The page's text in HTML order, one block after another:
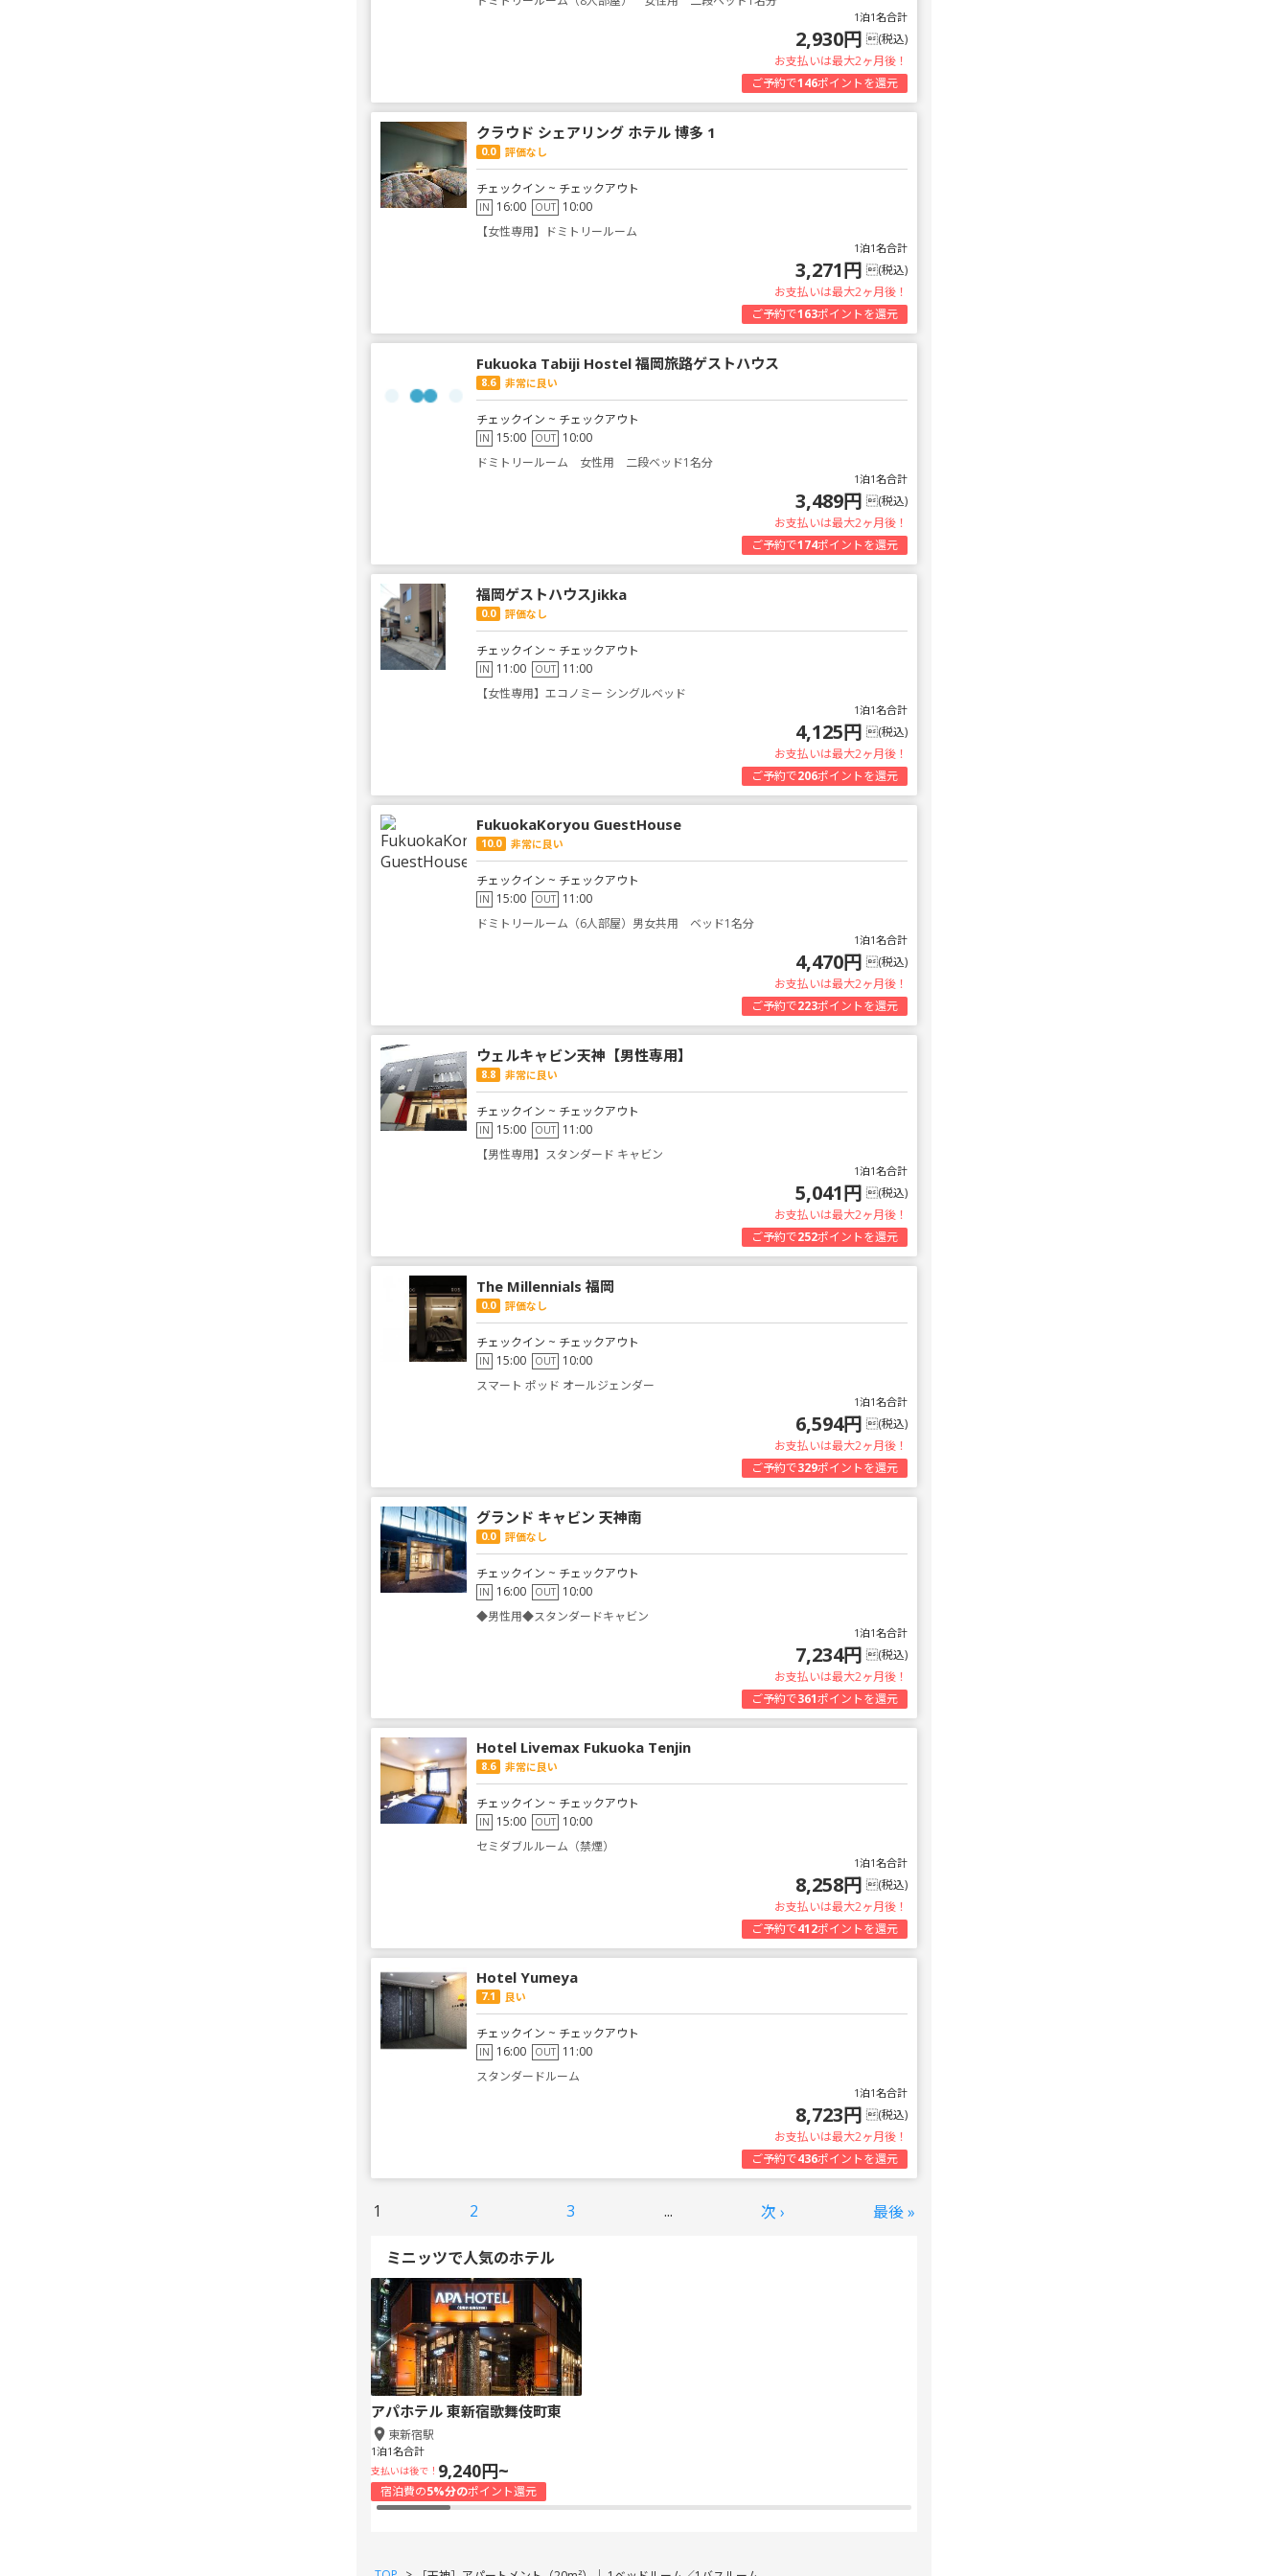
1泊1名合計
2,930円 (税込)
お支払いは最大2ヶ月後！
ご予約で146ポイントを還元
クラウド シェアリング ホテル 博多 1
0.0 評価なし
チェックイン ~ チェックアウト
IN 16:00 OUT 10:00
【女性専用】ドミトリールーム
1泊1名合計
3,271円 (税込)
お支払いは最大2ヶ月後！
ご予約で163ポイントを還元
Fukuoka Tabiji Hostel 福岡旅路ゲストハウス
8.6 非常に良い
チェックイン ~ チェックアウト
IN 15:00 OUT 10:00
ドミトリールーム 女性用 二段ベッド1名分
1泊1名合計
3,489円 (税込)
お支払いは最大2ヶ月後！
ご予約で174ポイントを還元
福岡ゲストハウスJikka
0.0 評価なし
チェックイン ~ チェックアウト
IN 11:00 OUT 11:00
【女性専用】エコノミー シングルベッド
1泊1名合計
4,125円 (税込)
お支払いは最大2ヶ月後！
ご予約で206ポイントを還元
FukuokaKoryou GuestHouse
10.0 非常に良い
チェックイン ~ チェックアウト
IN 15:00 OUT 11:00
ドミトリールーム（6人部屋）男女共用 ベッド1名分
1泊1名合計
4,470円 (税込)
お支払いは最大2ヶ月後！
ご予約で223ポイントを還元
ウェルキャビン天神【男性専用】
8.8 非常に良い
チェックイン ~ チェックアウト
IN 15:00 OUT 11:00
【男性専用】スタンダード キャビン
1泊1名合計
5,041円 (税込)
お支払いは最大2ヶ月後！
ご予約で252ポイントを還元
The Millennials 福岡
0.0 評価なし
チェックイン ~ チェックアウト
IN 15:00 OUT 10:00
スマート ポッド オールジェンダー
1泊1名合計
6,594円 (税込)
お支払いは最大2ヶ月後！
ご予約で329ポイントを還元
グランド キャビン 天神南
0.0 評価なし
チェックイン ~ チェックアウト
IN 16:00 OUT 10:00
◆男性用◆スタンダードキャビン
1泊1名合計
7,234円 (税込)
お支払いは最大2ヶ月後！
ご予約で361ポイントを還元
Hotel Livemax Fukuoka Tenjin
8.6 非常に良い
チェックイン ~ チェックアウト
IN 15:00 OUT 10:00
セミダブルルーム（禁煙）
1泊1名合計
8,258円 (税込)
お支払いは最大2ヶ月後！
ご予約で412ポイントを還元
Hotel Yumeya
7.1 良い
チェックイン ~ チェックアウト
IN 16:00 OUT 11:00
スタンダードルーム
1泊1名合計
8,723円 (税込)
お支払いは最大2ヶ月後！
ご予約で436ポイントを還元
1 2 3 ... 次 › 最後 »
ミニッツで人気のホテル
アパホテル 東新宿歌舞伎町東
東新宿駅
1泊1名合計
支払いは後で！ 9,240円~
宿泊費の5%分のポイント還元